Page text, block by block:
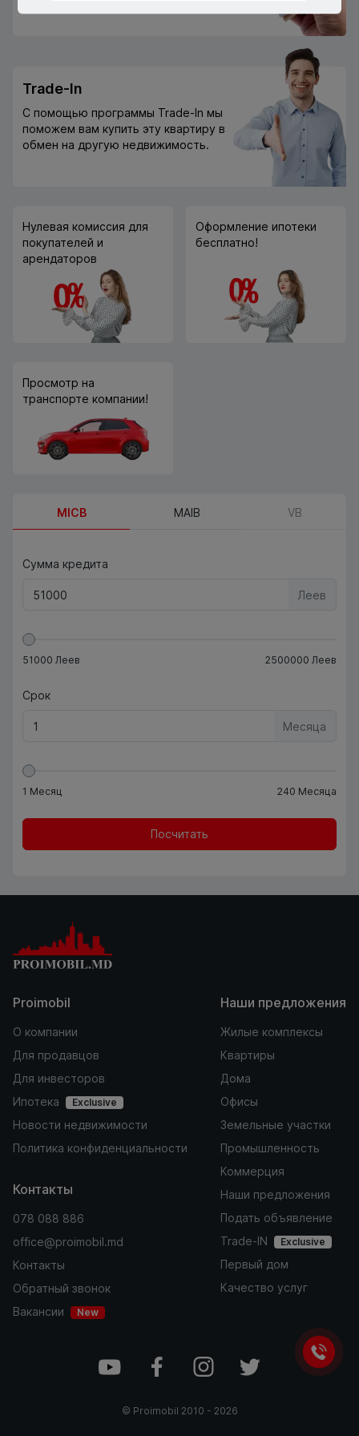
Trade-In
С помощью программы Trade-In мы
поможем вам купить эту квартиру в
обмен на другую недвижимость.
Нулевая комиссия для
покупателей и
арендаторов
Оформление ипотеки
бесплатно!
Просмотр на
транспорте компании!
MICB MAIB VB
Сумма кредита
Леев
51000 Леев 2500000 Леев
Срок
Месяца
1 Месяц 240 Месяца
Посчитать
Proimobil
О компании
Для продавцов
Для инвесторов
Ипотека
Exclusive
Новости недвижимости
Политика конфиденциальности
Наши предложения
Жилые комплексы
Квартиры
Дома
Офисы
Земельные участки
Промышленность
Коммерция
Наши предложения
Подать объявление
Trade-IN
Exclusive
Первый дом
Качество услуг
Контакты
078 088 886
office@proimobil.md
Контакты
Обратный звонок
Вакансии
New
© Proimobil 2010 - 2026